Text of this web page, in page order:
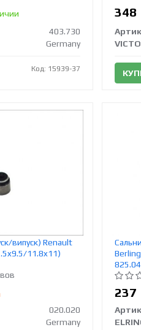
403.730
Germany
Код: 15939-37
348
випуск) Renault
11.8x11)
020.020
Germany
237